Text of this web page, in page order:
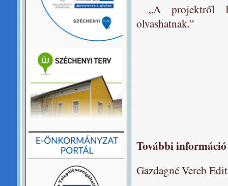
„A projektről
olvashatnak.”
További
Gazdagné Vereb Edit